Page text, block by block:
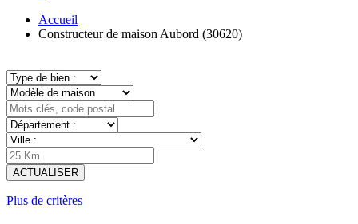
Accueil
Constructeur de maison Aubord (30620)
ACTUALISER
Plus de critères